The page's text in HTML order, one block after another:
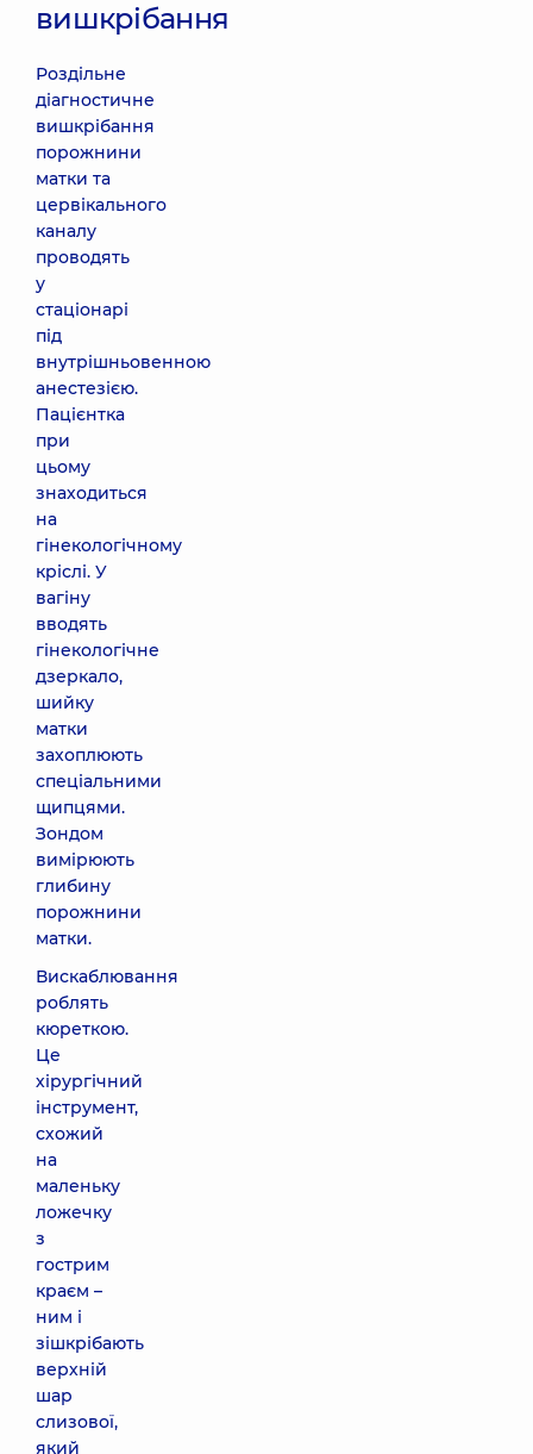
вишкрібання
Роздільне
діагностичне
вишкрібання
порожнини
матки та
цервікального
каналу
проводять
у
стаціонарі
під
внутрішньовенною
анестезією.
Пацієнтка
при
цьому
знаходиться
на
гінекологічному
кріслі. У
вагіну
вводять
гінекологічне
дзеркало,
шийку
матки
захоплюють
спеціальними
щипцями.
Зондом
вимірюють
глибину
порожнини
матки.
Вискаблювання
роблять
кюреткою.
Це
хірургічний
інструмент,
схожий
на
маленьку
ложечку
з
гострим
краєм –
ним і
зішкрібають
верхній
шар
слизової,
який